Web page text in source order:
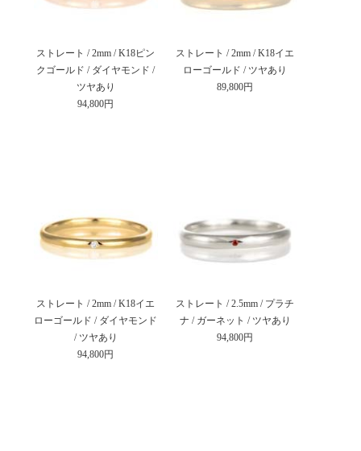
ストレート / 2mm / K18ピン
クゴールド / ダイヤモンド /
ツヤあり
94,800円
ストレート / 2mm / K18イエ
ローゴールド / ツヤあり
89,800円
ストレート / 2mm / K18イエ
ローゴールド / ダイヤモンド
/ ツヤあり
94,800円
ストレート / 2.5mm / プラチ
ナ / ガーネット / ツヤあり
94,800円